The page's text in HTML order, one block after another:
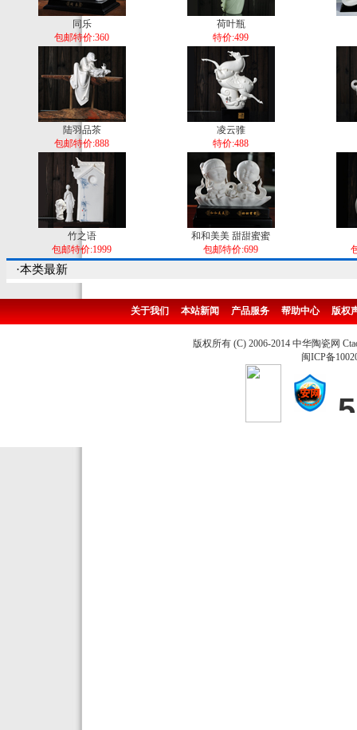
同乐
包邮特价:360
荷叶瓶
特价:499
陆羽品茶
包邮特价:888
凌云骓
特价:488
竹之语
包邮特价:1999
和和美美 甜甜蜜蜜
包邮特价:699
·本类最新
关于我们 本站新闻 产品服务 帮助中心 版权
版权所有 (C) 2006-2014 中华陶瓷网
闽ICP备